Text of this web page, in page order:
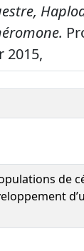
2015,
de